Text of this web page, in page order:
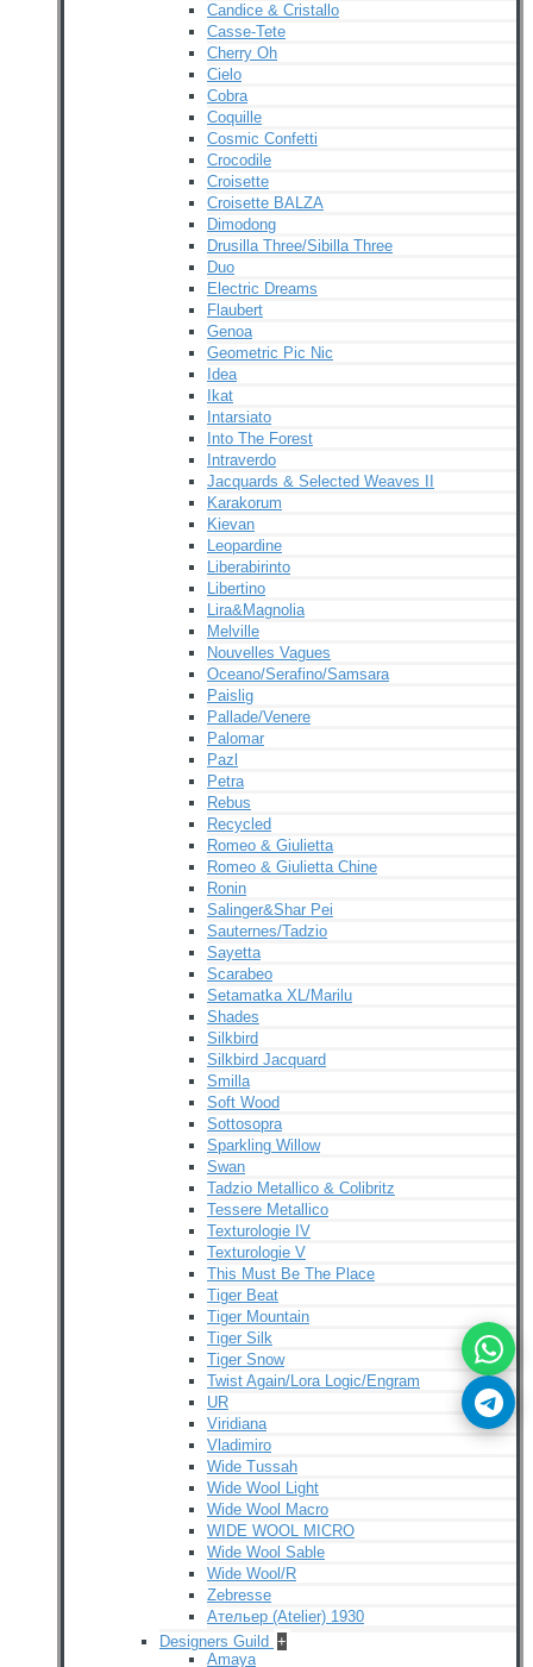
Candice & Cristallo
Casse-Tete
Cherry Oh
Cielo
Cobra
Coquille
Cosmic Confetti
Crocodile
Croisette
Croisette BALZA
Dimodong
Drusilla Three/Sibilla Three
Duo
Electric Dreams
Flaubert
Genoa
Geometric Pic Nic
Idea
Ikat
Intarsiato
Into The Forest
Intraverdo
Jacquards & Selected Weaves II
Karakorum
Kievan
Leopardine
Liberabirinto
Libertino
Lira&Magnolia
Melville
Nouvelles Vagues
Oceano/Serafino/Samsara
Paislig
Pallade/Venere
Palomar
Pazl
Petra
Rebus
Recycled
Romeo & Giulietta
Romeo & Giulietta Chine
Ronin
Salinger&Shar Pei
Sauternes/Tadzio
Sayetta
Scarabeo
Setamatka XL/Marilu
Shades
Silkbird
Silkbird Jacquard
Smilla
Soft Wood
Sottosopra
Sparkling Willow
Swan
Tadzio Metallico & Colibritz
Tessere Metallico
Texturologie IV
Texturologie V
This Must Be The Place
Tiger Beat
Tiger Mountain
Tiger Silk
Tiger Snow
Twist Again/Lora Logic/Engram
UR
Viridiana
Vladimiro
Wide Tussah
Wide Wool Light
Wide Wool Macro
WIDE WOOL MICRO
Wide Wool Sable
Wide Wool/R
Zebresse
Ательер (Atelier) 1930
Designers Guild +
Amaya